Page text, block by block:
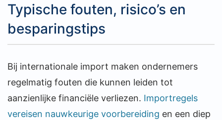
Typische fouten, risico’s en
besparingstips
Bij internationale import maken ondernemers
regelmatig fouten die kunnen leiden tot
aanzienlijke financiële verliezen. Importregels
vereisen nauwkeurige voorbereiding en een diep